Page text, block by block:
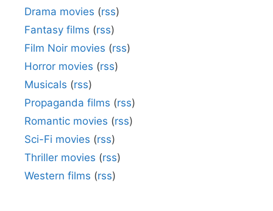
Drama movies (rss)
Fantasy films (rss)
Film Noir movies (rss)
Horror movies (rss)
Musicals (rss)
Propaganda films (rss)
Romantic movies (rss)
Sci-Fi movies (rss)
Thriller movies (rss)
Western films (rss)